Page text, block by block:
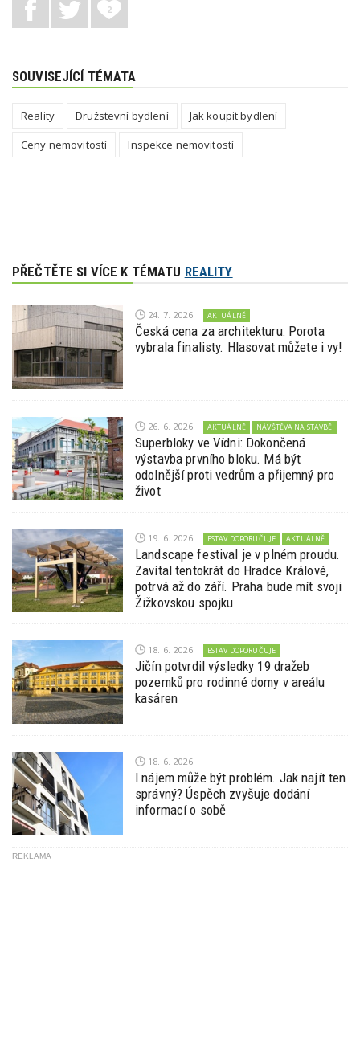
2
SOUVISEJÍCÍ TÉMATA
Reality Družstevní bydlení
Jak koupit bydlení
Ceny nemovitostí
Inspekce nemovitostí
PŘEČTĚTE SI VÍCE K TÉMATU REALITY
24. 7. 2026 AKTUÁLNĚ
Česká cena za architekturu: Porota
vybrala finalisty. Hlasovat můžete i vy!
26. 6. 2026 AKTUÁLNĚ NÁVŠTĚVA NA STAVBĚ
Superbloky ve Vídni: Dokončená
výstavba prvního bloku. Má být
odolnější proti vedrům a přijemný pro
život
19. 6. 2026 ESTAV DOPORUČUJE AKTUÁLNĚ
Landscape festival je v plném proudu.
Zavítal tentokrát do Hradce Králové,
potrvá až do září. Praha bude mít svoji
Žižkovskou spojku
18. 6. 2026 ESTAV DOPORUČUJE
Jičín potvrdil výsledky 19 dražeb
pozemků pro rodinné domy v areálu
kasáren
18. 6. 2026
I nájem může být problém. Jak najít ten
správný? Úspěch zvyšuje dodání
informací o sobě
REKLAMA